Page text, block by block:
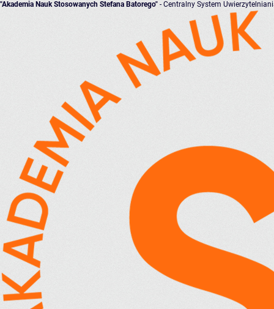
"Akademia Nauk Stosowanych Stefana Batorego" - Centralny System